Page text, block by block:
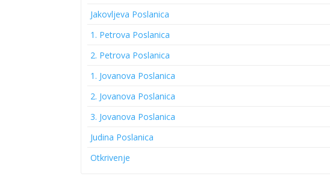
Jakovljeva Poslanica
1. Petrova Poslanica
2. Petrova Poslanica
1. Jovanova Poslanica
2. Jovanova Poslanica
3. Jovanova Poslanica
Judina Poslanica
Otkrivenje